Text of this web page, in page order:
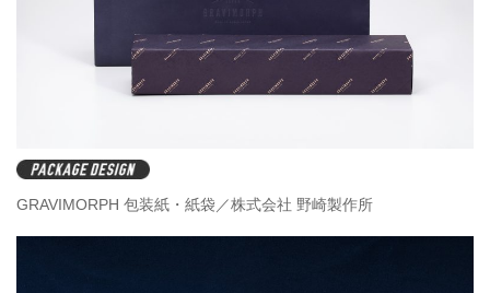
GRAVIMORPH 包装紙・紙袋／株式会社 野崎製作所